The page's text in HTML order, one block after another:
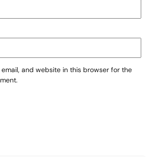
email, and website in this browser for the